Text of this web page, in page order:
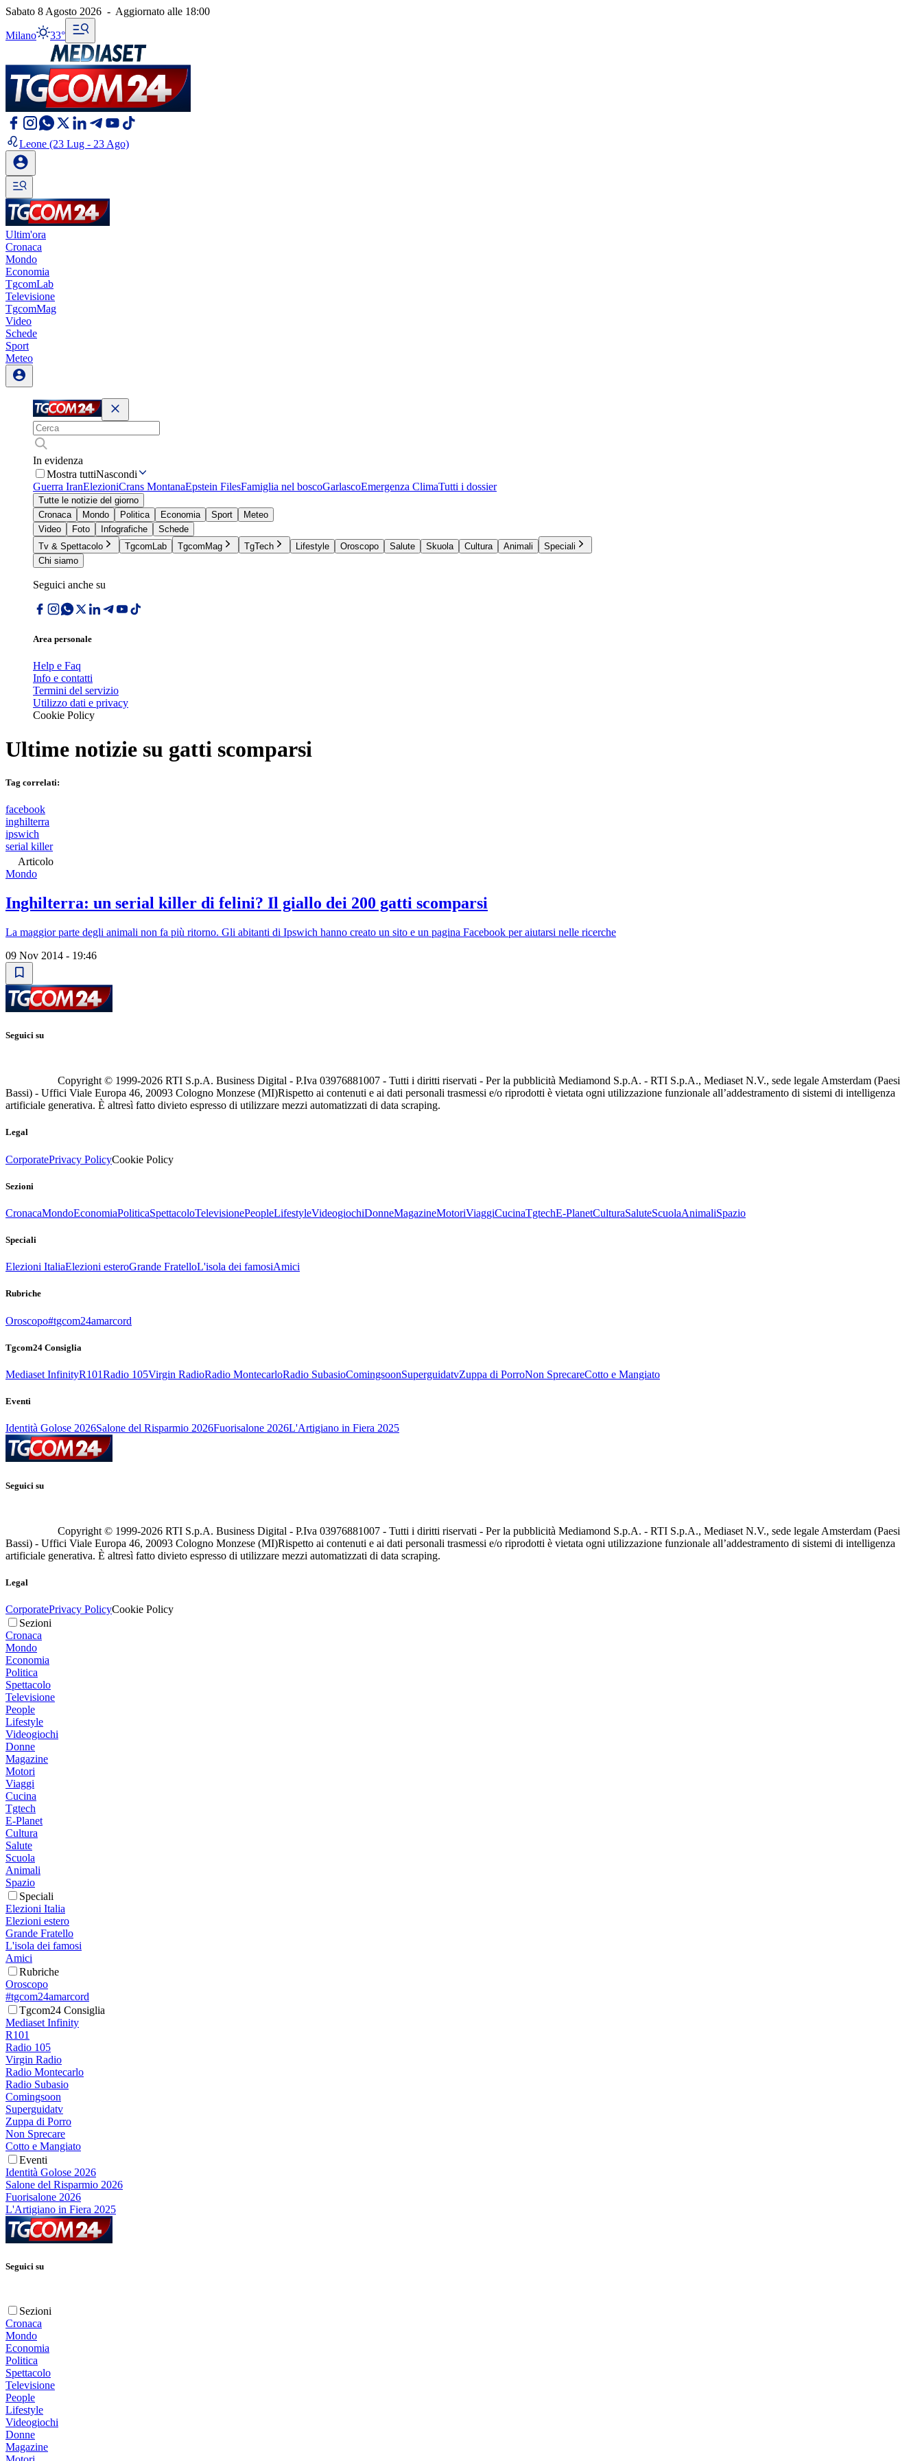
Sabato 8 Agosto 2026 - Aggiornato alle 18:00
Milano 33°
Leone (23 Lug - 23 Ago)
Ultim'ora
Cronaca
Mondo
Economia
TgcomLab
Televisione
TgcomMag
Video
Schede
Sport
Meteo
In evidenza
Mostra tuttiNascondi
Guerra IranElezioniCrans MontanaEpstein FilesFamiglia nel boscoGarlascoEmergenza ClimaTutti i dossier
Tutte le notizie del giorno
Cronaca
Mondo Politica Economia Sport
Meteo
Video
Foto Infografiche
Schede
Tv & Spettacolo
TgcomLab TgcomMag TgTech Lifestyle Oroscopo Salute Skuola Cultura Animali
Speciali
Chi siamo
Seguici anche su
Area personale
Help e Faq
Info e contatti
Termini del servizio
Utilizzo dati e privacy
Cookie Policy
Ultime notizie su gatti scomparsi
Tag correlati:
facebook
inghilterra
ipswich
serial killer
Articolo
Mondo
Inghilterra: un serial killer di felini? Il giallo dei 200 gatti scomparsi
La maggior parte degli animali non fa più ritorno. Gli abitanti di Ipswich hanno creato un sito e un pagina Facebook per aiutarsi nelle ricerche
09 Nov 2014 - 19:46
Seguici su
Copyright © 1999-2026 RTI S.p.A. Business Digital - P.Iva 03976881007 - Tutti i diritti riservati - Per la pubblicità Mediamond S.p.A. - RTI S.p.A., Mediaset N.V., sede legale Amsterdam (Paesi
Bassi) - Uffici Viale Europa 46, 20093 Cologno Monzese (MI)Rispetto ai contenuti e ai dati personali trasmessi e/o riprodotti è vietata ogni utilizzazione funzionale all’addestramento di sistemi di intelligenza
artificiale generativa. È altresì fatto divieto espresso di utilizzare mezzi automatizzati di data scraping.
Legal
CorporatePrivacy PolicyCookie Policy
Sezioni
CronacaMondoEconomiaPoliticaSpettacoloTelevisionePeopleLifestyleVideogiochiDonneMagazineMotoriViaggiCucinaTgtechE-PlanetCulturaSaluteScuolaAnimaliSpazio
Speciali
Elezioni ItaliaElezioni esteroGrande FratelloL'isola dei famosiAmici
Rubriche
Oroscopo#tgcom24amarcord
Tgcom24 Consiglia
Mediaset InfinityR101Radio 105Virgin RadioRadio MontecarloRadio SubasioComingsoonSuperguidatvZuppa di PorroNon SprecareCotto e Mangiato
Eventi
Identità Golose 2026Salone del Risparmio 2026Fuorisalone 2026L'Artigiano in Fiera 2025
Seguici su
Copyright © 1999-2026 RTI S.p.A. Business Digital - P.Iva 03976881007 - Tutti i diritti riservati - Per la pubblicità Mediamond S.p.A. - RTI S.p.A., Mediaset N.V., sede legale Amsterdam (Paesi
Bassi) - Uffici Viale Europa 46, 20093 Cologno Monzese (MI)Rispetto ai contenuti e ai dati personali trasmessi e/o riprodotti è vietata ogni utilizzazione funzionale all’addestramento di sistemi di intelligenza
artificiale generativa. È altresì fatto divieto espresso di utilizzare mezzi automatizzati di data scraping.
Legal
CorporatePrivacy PolicyCookie Policy
Sezioni
Cronaca
Mondo
Economia
Politica
Spettacolo
Televisione
People
Lifestyle
Videogiochi
Donne
Magazine
Motori
Viaggi
Cucina
Tgtech
E-Planet
Cultura
Salute
Scuola
Animali
Spazio
Speciali
Elezioni Italia
Elezioni estero
Grande Fratello
L'isola dei famosi
Amici
Rubriche
Oroscopo
#tgcom24amarcord
Tgcom24 Consiglia
Mediaset Infinity
R101
Radio 105
Virgin Radio
Radio Montecarlo
Radio Subasio
Comingsoon
Superguidatv
Zuppa di Porro
Non Sprecare
Cotto e Mangiato
Eventi
Identità Golose 2026
Salone del Risparmio 2026
Fuorisalone 2026
L'Artigiano in Fiera 2025
Seguici su
Sezioni
Cronaca
Mondo
Economia
Politica
Spettacolo
Televisione
People
Lifestyle
Videogiochi
Donne
Magazine